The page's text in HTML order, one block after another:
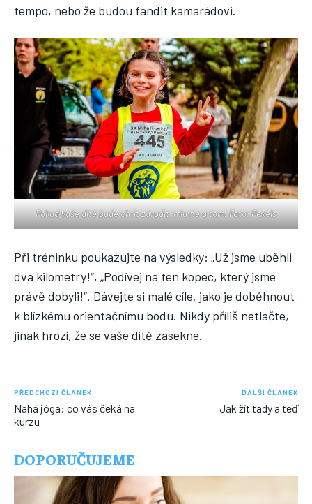
tempo, nebo že budou fandit kamarádovi.
Pokud vaše dítě bude chtít závodit, mluvte o tom. Foto: Pexels
Při tréninku poukazujte na výsledky: „Už jsme uběhli
dva kilometry!“, „Podívej na ten kopec, který jsme
právě dobyli!“. Dávejte si malé cíle, jako je doběhnout
k blízkému orientačnímu bodu. Nikdy příliš netlačte,
jinak hrozí, že se vaše dítě zasekne.
PŘEDCHOZÍ ČLÁNEK
Nahá jóga: co vás čeká na
kurzu
DALŠÍ ČLÁNEK
Jak žít tady a teď
DOPORUČUJEME